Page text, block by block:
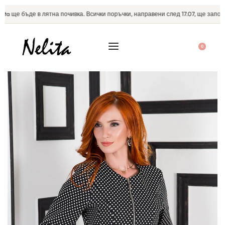
бъде в лятна почивка. Всички поръчки, направени след 17.07, ще
0